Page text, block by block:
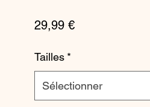
29,99 €Prix
Tailles *
Sélectionner